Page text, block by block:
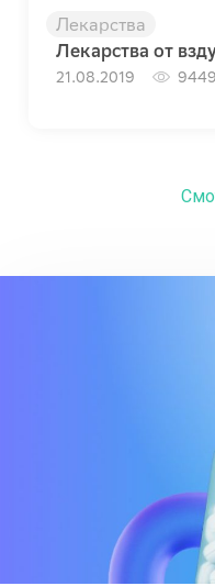
Лекарства
Лекарства от
21.08.2019